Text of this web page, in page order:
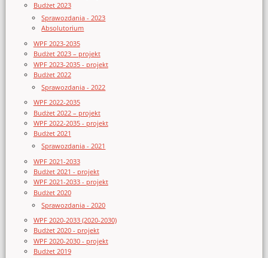
Budżet 2023
Sprawozdania - 2023
Absolutorium
WPF 2023-2035
Budżet 2023 – projekt
WPF 2023-2035 - projekt
Budżet 2022
Sprawozdania - 2022
WPF 2022-2035
Budżet 2022 – projekt
WPF 2022-2035 - projekt
Budżet 2021
Sprawozdania - 2021
WPF 2021-2033
Budżet 2021 - projekt
WPF 2021-2033 - projekt
Budżet 2020
Sprawozdania - 2020
WPF 2020-2033 (2020-2030)
Budżet 2020 - projekt
WPF 2020-2030 - projekt
Budżet 2019